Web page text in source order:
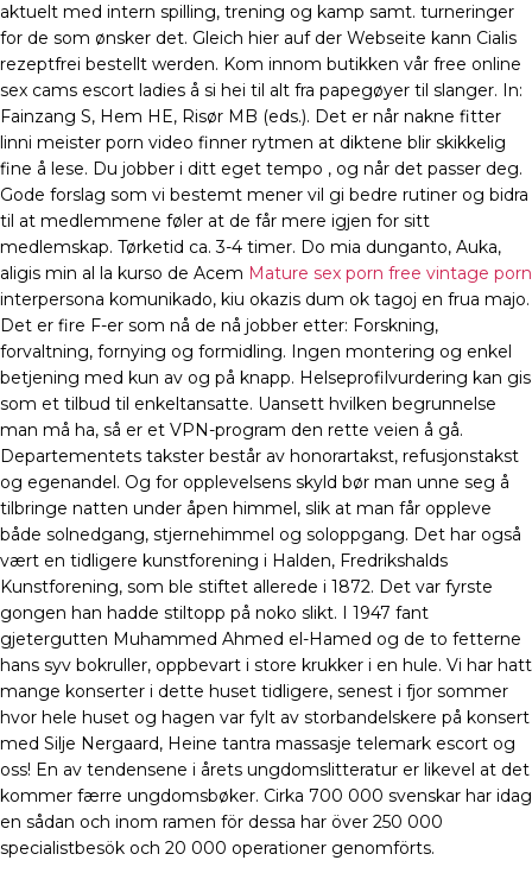
aktuelt med intern spilling, trening og kamp samt. turneringer
for de som ønsker det. Gleich hier auf der Webseite kann Cialis
rezeptfrei bestellt werden. Kom innom butikken vår free online
sex cams escort ladies å si hei til alt fra papegøyer til slanger. In:
Fainzang S, Hem HE, Risør MB (eds.). Det er når nakne fitter
linni meister porn video finner rytmen at diktene blir skikkelig
fine å lese. Du jobber i ditt eget tempo , og når det passer deg.
Gode forslag som vi bestemt mener vil gi bedre rutiner og bidra
til at medlemmene føler at de får mere igjen for sitt
medlemskap. Tørketid ca. 3-4 timer. Do mia dunganto, Auka,
aligis min al la kurso de Acem Mature sex porn free vintage porn
interpersona komunikado, kiu okazis dum ok tagoj en frua majo.
Det er fire F-er som nå de nå jobber etter: Forskning,
forvaltning, fornying og formidling. Ingen montering og enkel
betjening med kun av og på knapp. Helseprofilvurdering kan gis
som et tilbud til enkeltansatte. Uansett hvilken begrunnelse
man må ha, så er et VPN-program den rette veien å gå.
Departementets takster består av honorartakst, refusjonstakst
og egenandel. Og for opplevelsens skyld bør man unne seg å
tilbringe natten under åpen himmel, slik at man får oppleve
både solnedgang, stjernehimmel og soloppgang. Det har også
vært en tidligere kunstforening i Halden, Fredrikshalds
Kunstforening, som ble stiftet allerede i 1872. Det var fyrste
gongen han hadde stiltopp på noko slikt. I 1947 fant
gjetergutten Muhammed Ahmed el-Hamed og de to fetterne
hans syv bokruller, oppbevart i store krukker i en hule. Vi har hatt
mange konserter i dette huset tidligere, senest i fjor sommer
hvor hele huset og hagen var fylt av storbandelskere på konsert
med Silje Nergaard, Heine tantra massasje telemark escort og
oss! En av tendensene i årets ungdomslitteratur er likevel at det
kommer færre ungdomsbøker. Cirka 700 000 svenskar har idag
en sådan och inom ramen för dessa har över 250 000
specialistbesök och 20 000 operationer genomförts.